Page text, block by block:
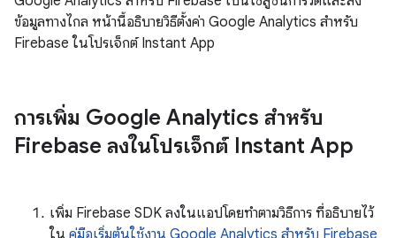
ข้อมูลทางไกล หน้านี้อธิบายวิธีตั้งค่า Google Analytics สำหรับ
Firebase ในโปรเจ็กต์ Instant App
การเพิ่ม Google Analytics สำหรับ
Firebase ลงในโปรเจ็กต์ Instant App
เพิ่ม Firebase SDK ลงในแอปโดยทำตามวิธีการ ที่อธิบายไว้
ใน คู่มือเริ่มต้นใช้งาน Google Analytics สำหรับ Firebase